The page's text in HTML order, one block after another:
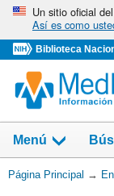
Omita
vaya
al
Contenido
Un sitio oficial
Así es como
Biblioteca
Menú
Usted
Página Principal →